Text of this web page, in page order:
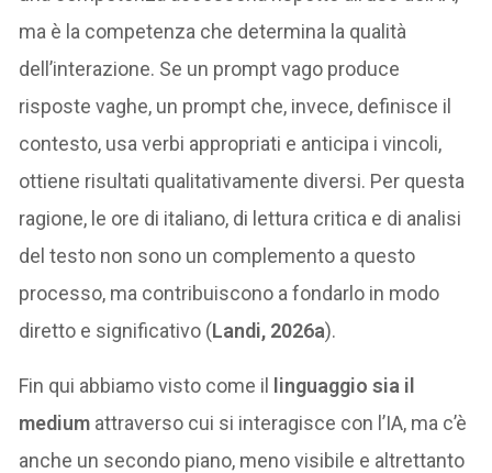
ma è la competenza che determina la qualità
dell’interazione. Se un prompt vago produce
risposte vaghe, un prompt che, invece, definisce il
contesto, usa verbi appropriati e anticipa i vincoli,
ottiene risultati qualitativamente diversi. Per questa
ragione, le ore di italiano, di lettura critica e di analisi
del testo non sono un complemento a questo
processo, ma contribuiscono a fondarlo in modo
diretto e significativo (Landi, 2026a).
Fin qui abbiamo visto come il linguaggio sia il
medium attraverso cui si interagisce con l’IA, ma c’è
anche un secondo piano, meno visibile e altrettanto